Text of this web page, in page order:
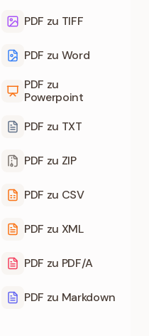
PDF zu TIFF
PDF zu Word
PDF zu
Powerpoint
PDF zu TXT
PDF zu ZIP
PDF zu CSV
PDF zu XML
PDF zu PDF/A
PDF zu Markdown